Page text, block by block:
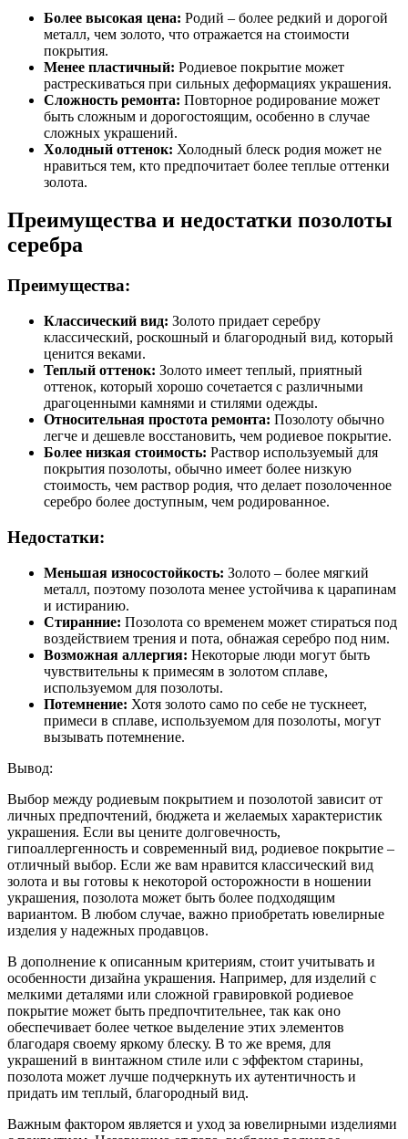
Более высокая цена: Родий – более редкий и дорогой
металл, чем золото, что отражается на стоимости
покрытия.
Менее пластичный: Родиевое покрытие может
растрескиваться при сильных деформациях украшения.
Сложность ремонта: Повторное родирование может
быть сложным и дорогостоящим, особенно в случае
сложных украшений.
Холодный оттенок: Холодный блеск родия может не
нравиться тем, кто предпочитает более теплые оттенки
золота.
Преимущества и недостатки позолоты
серебра
Преимущества:
Классический вид: Золото придает серебру
классический, роскошный и благородный вид, который
ценится веками.
Теплый оттенок: Золото имеет теплый, приятный
оттенок, который хорошо сочетается с различными
драгоценными камнями и стилями одежды.
Относительная простота ремонта: Позолоту обычно
легче и дешевле восстановить, чем родиевое покрытие.
Более низкая стоимость: Раствор используемый для
покрытия позолоты, обычно имеет более низкую
стоимость, чем раствор родия, что делает позолоченное
серебро более доступным, чем родированное.
Недостатки:
Меньшая износостойкость: Золото – более мягкий
металл, поэтому позолота менее устойчива к царапинам
и истиранию.
Стиранние: Позолота со временем может стираться под
воздействием трения и пота, обнажая серебро под ним.
Возможная аллергия: Некоторые люди могут быть
чувствительны к примесям в золотом сплаве,
используемом для позолоты.
Потемнение: Хотя золото само по себе не тускнеет,
примеси в сплаве, используемом для позолоты, могут
вызывать потемнение.
Вывод:
Выбор между родиевым покрытием и позолотой зависит от
личных предпочтений, бюджета и желаемых характеристик
украшения. Если вы цените долговечность,
гипоаллергенность и современный вид, родиевое покрытие –
отличный выбор. Если же вам нравится классический вид
золота и вы готовы к некоторой осторожности в ношении
украшения, позолота может быть более подходящим
вариантом. В любом случае, важно приобретать ювелирные
изделия у надежных продавцов.
В дополнение к описанным критериям, стоит учитывать и
особенности дизайна украшения. Например, для изделий с
мелкими деталями или сложной гравировкой родиевое
покрытие может быть предпочтительнее, так как оно
обеспечивает более четкое выделение этих элементов
благодаря своему яркому блеску. В то же время, для
украшений в винтажном стиле или с эффектом старины,
позолота может лучше подчеркнуть их аутентичность и
придать им теплый, благородный вид.
Важным фактором является и уход за ювелирными изделиями